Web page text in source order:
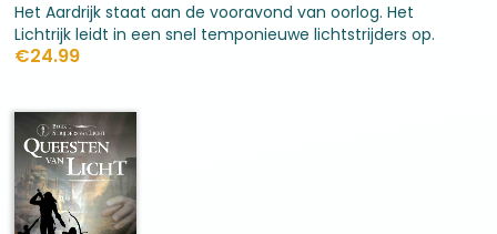
Het Aardrijk staat aan de vooravond van oorlog. Het
Lichtrijk leidt in een snel temponieuwe lichtstrijders op.
€24.99